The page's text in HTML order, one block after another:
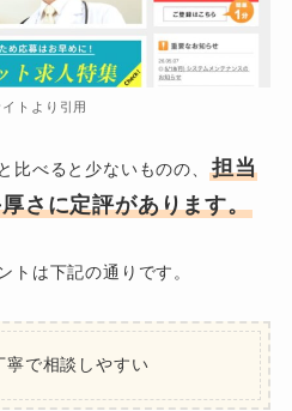
トより引用
比べると少ないものの、
担当
さに定評があります。
トは下記の通りです。
寧で相談しやすい